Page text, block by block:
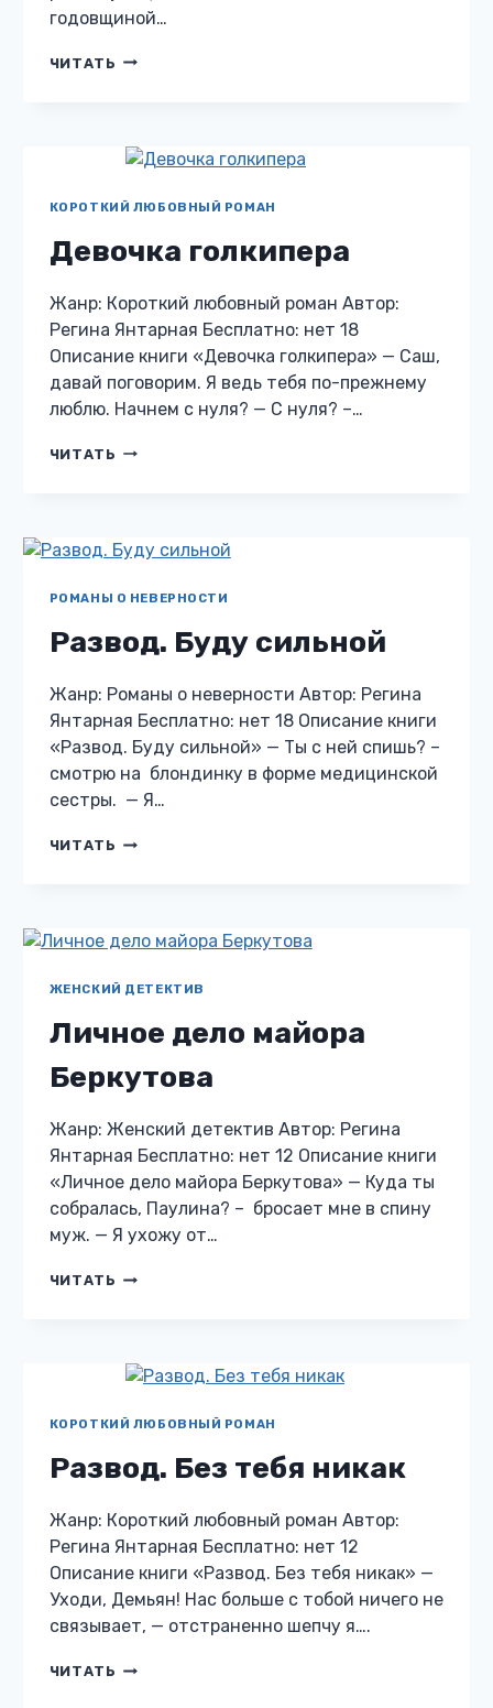
годовщиной…
ЧИТАТЬ ЖЕНА
КОРОТКИЙ ЛЮБОВНЫЙ РОМАН
Девочка голкипера
Жанр: Короткий любовный роман Автор:
Регина Янтарная Бесплатно: нет 18
Описание книги «Девочка голкипера» — Саш,
давай поговорим. Я ведь тебя по-прежнему
люблю. Начнем с нуля? — С нуля? –…
ЧИТАТЬ ДЕВОЧКА
РОМАНЫ О НЕВЕРНОСТИ
Развод. Буду сильной
Жанр: Романы о неверности Автор: Регина
Янтарная Бесплатно: нет 18 Описание книги
«Развод. Буду сильной» — Ты с ней спишь? –
смотрю на блондинку в форме медицинской
сестры. — Я…
ЧИТАТЬ РАЗВОД.
ЖЕНСКИЙ ДЕТЕКТИВ
Личное дело майора
Беркутова
Жанр: Женский детектив Автор: Регина
Янтарная Бесплатно: нет 12 Описание книги
«Личное дело майора Беркутова» — Куда ты
собралась, Паулина? – бросает мне в спину
муж. — Я ухожу от…
ЧИТАТЬ ЛИЧНОЕ
КОРОТКИЙ ЛЮБОВНЫЙ РОМАН
Развод. Без тебя никак
Жанр: Короткий любовный роман Автор:
Регина Янтарная Бесплатно: нет 12
Описание книги «Развод. Без тебя никак» —
Уходи, Демьян! Нас больше с тобой ничего не
связывает, — отстраненно шепчу я….
ЧИТАТЬ РАЗВОД.